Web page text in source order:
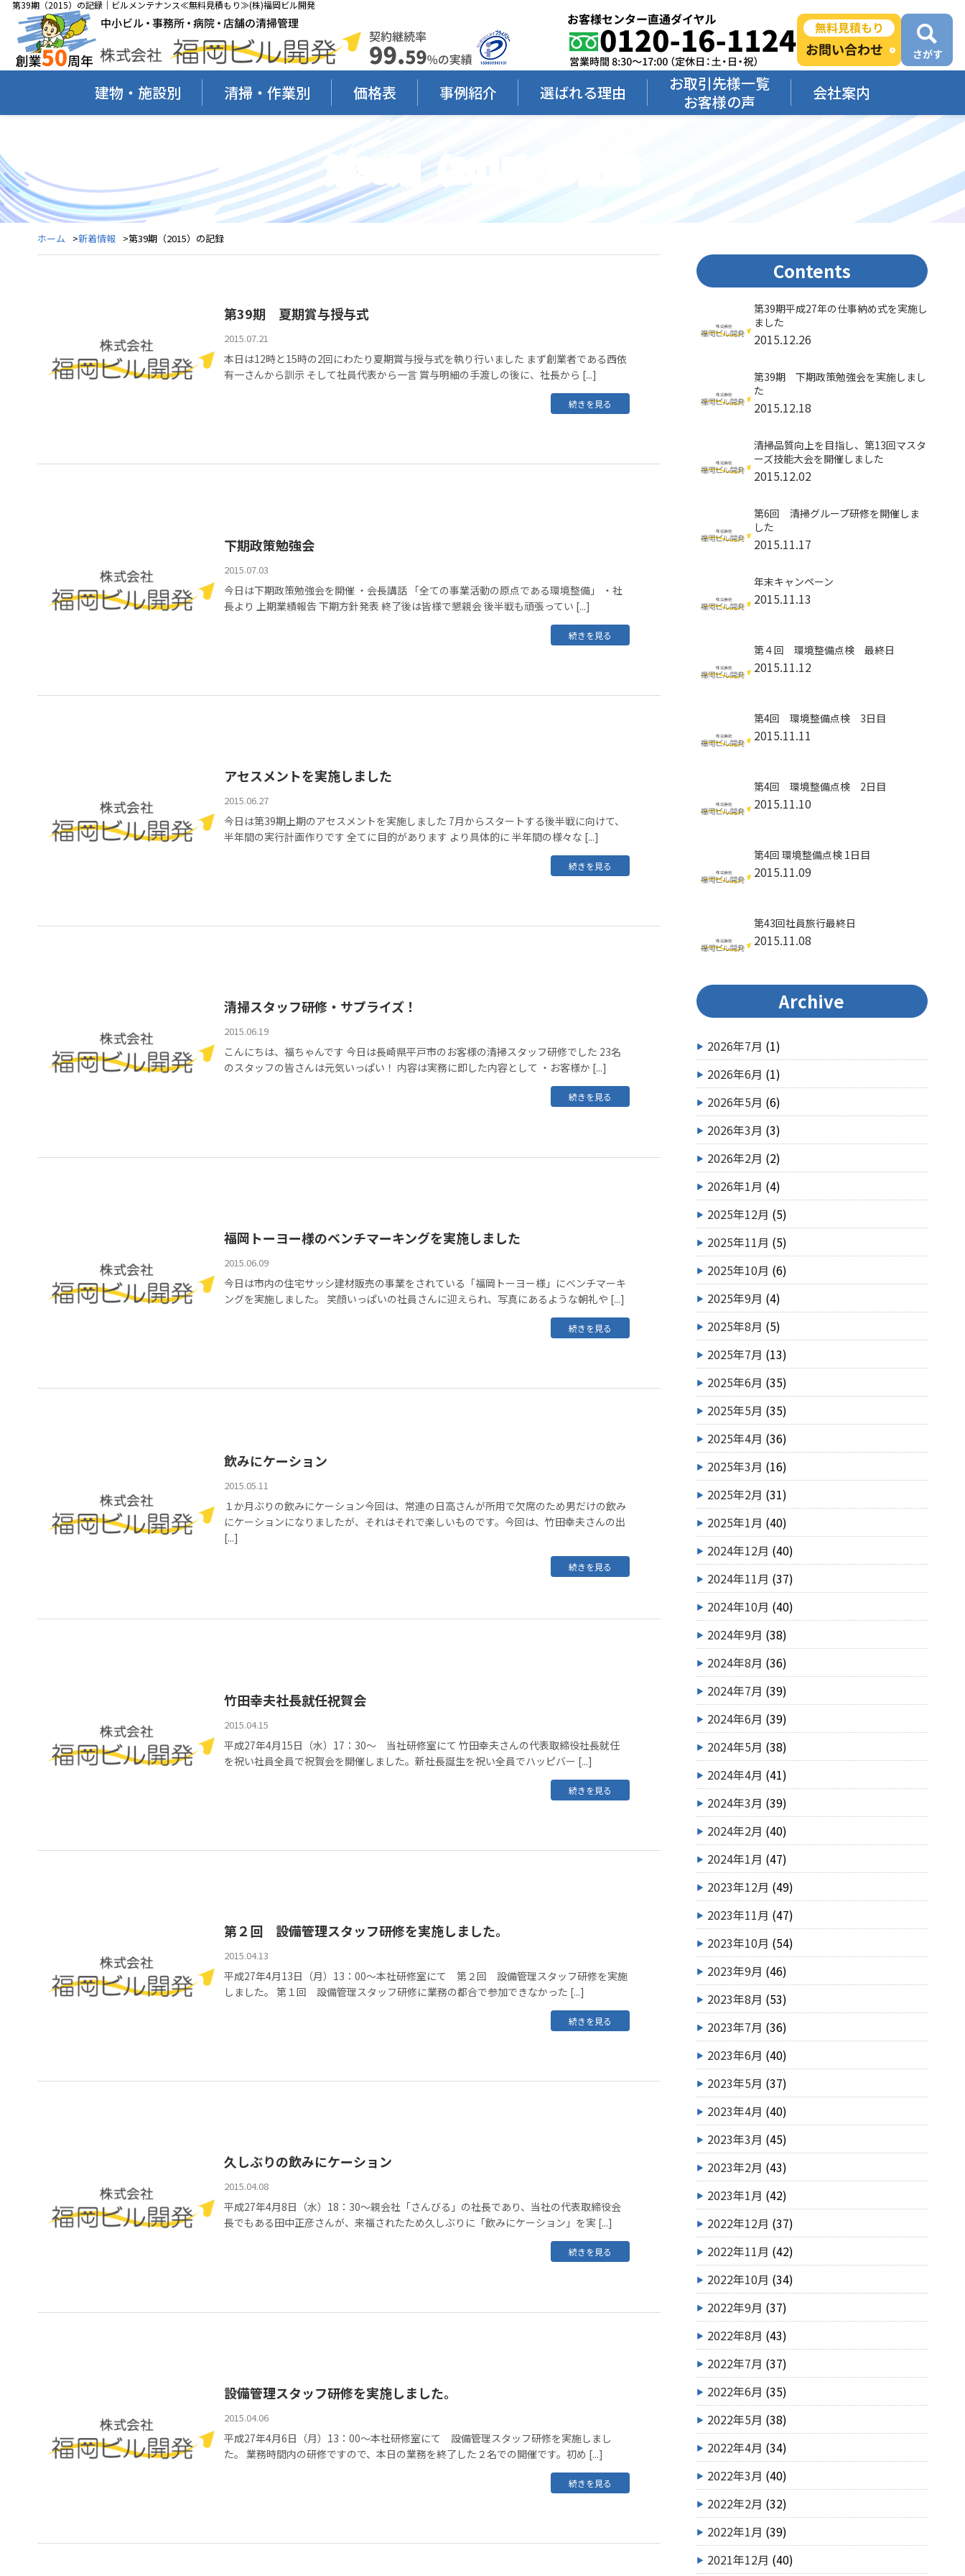
第39期（2015）の記録｜ビルメンテナンス≪無料見積もり≫(株)福岡ビル開発
建物・施設別 清掃・作業別 価格表 事例紹介 選ばれる理由
お取引先様一覧
お客様の声
会社案内
第39期（2015）の記録
ホーム 新着情報 第39期（2015）の記録
第39期 夏期賞与授与式
2015.07.21
本日は12時と15時の2回にわたり夏期賞与授与式を執り行いました まず創業者である西依
有一さんから訓示 そして社員代表から一言 賞与明細の手渡しの後に、社長から [...]
続きを見る
下期政策勉強会
2015.07.03
今日は下期政策勉強会を開催 ・会長講話 「全ての事業活動の原点である環境整備」 ・社
長より 上期業績報告 下期方針発表 終了後は皆様で懇親会 後半戦も頑張ってい [...]
続きを見る
アセスメントを実施しました
2015.06.27
今日は第39期上期のアセスメントを実施しました 7月からスタートする後半戦に向けて、
半年間の実行計画作りです 全てに目的があります より具体的に 半年間の様々な [...]
続きを見る
清掃スタッフ研修・サプライズ！
2015.06.19
こんにちは、福ちゃんです 今日は長崎県平戸市のお客様の清掃スタッフ研修でした 23名
のスタッフの皆さんは元気いっぱい！ 内容は実務に即した内容として ・お客様か [...]
続きを見る
福岡トーヨー様のベンチマーキングを実施しました
2015.06.09
今日は市内の住宅サッシ建材販売の事業をされている「福岡トーヨー様」にベンチマーキ
ングを実施しました。 笑顔いっぱいの社員さんに迎えられ、写真にあるような朝礼や [...]
続きを見る
飲みにケーション
2015.05.11
１か月ぶりの飲みにケーション今回は、常連の日高さんが所用で欠席のため男だけの飲み
にケーションになりましたが、それはそれで楽しいものです。今回は、竹田幸夫さんの出
[...]
続きを見る
竹田幸夫社長就任祝賀会
2015.04.15
平成27年4月15日（水）17：30～ 当社研修室にて 竹田幸夫さんの代表取締役社長就任
を祝い社員全員で祝賀会を開催しました。新社長誕生を祝い全員でハッピバー [...]
続きを見る
第２回 設備管理スタッフ研修を実施しました。
2015.04.13
平成27年4月13日（月）13：00～本社研修室にて 第２回 設備管理スタッフ研修を実施
しました。 第１回 設備管理スタッフ研修に業務の都合で参加できなかった [...]
続きを見る
久しぶりの飲みにケーション
2015.04.08
平成27年4月8日（水）18：30～親会社「さんびる」の社長であり、当社の代表取締役会
長でもある田中正彦さんが、来福されたため久しぶりに「飲みにケーション」を実 [...]
続きを見る
設備管理スタッフ研修を実施しました。
2015.04.06
平成27年4月6日（月）13：00～本社研修室にて 設備管理スタッフ研修を実施しまし
た。 業務時間内の研修ですので、本日の業務を終了した２名での開催です。初め [...]
続きを見る
Contents
第39期平成27年の仕事納め式を実施し
ました
2015.12.26
第39期 下期政策勉強会を実施しまし
た
2015.12.18
清掃品質向上を目指し、第13回マスタ
ーズ技能大会を開催しました
2015.12.02
第6回 清掃グループ研修を開催しま
した
2015.11.17
年末キャンペーン
2015.11.13
第４回 環境整備点検 最終日
2015.11.12
第4回 環境整備点検 3日目
2015.11.11
第4回 環境整備点検 2日目
2015.11.10
第4回 環境整備点検 1日目
2015.11.09
第43回社員旅行最終日
2015.11.08
Archive
2026年7月 (1)
2026年6月 (1)
2026年5月 (6)
2026年3月 (3)
2026年2月 (2)
2026年1月 (4)
2025年12月 (5)
2025年11月 (5)
2025年10月 (6)
2025年9月 (4)
2025年8月 (5)
2025年7月 (13)
2025年6月 (35)
2025年5月 (35)
2025年4月 (36)
2025年3月 (16)
2025年2月 (31)
2025年1月 (40)
2024年12月 (40)
2024年11月 (37)
2024年10月 (40)
2024年9月 (38)
2024年8月 (36)
2024年7月 (39)
2024年6月 (39)
2024年5月 (38)
2024年4月 (41)
2024年3月 (39)
2024年2月 (40)
2024年1月 (47)
2023年12月 (49)
2023年11月 (47)
2023年10月 (54)
2023年9月 (46)
2023年8月 (53)
2023年7月 (36)
2023年6月 (40)
2023年5月 (37)
2023年4月 (40)
2023年3月 (45)
2023年2月 (43)
2023年1月 (42)
2022年12月 (37)
2022年11月 (42)
2022年10月 (34)
2022年9月 (37)
2022年8月 (43)
2022年7月 (37)
2022年6月 (35)
2022年5月 (38)
2022年4月 (34)
2022年3月 (40)
2022年2月 (32)
2022年1月 (39)
2021年12月 (40)